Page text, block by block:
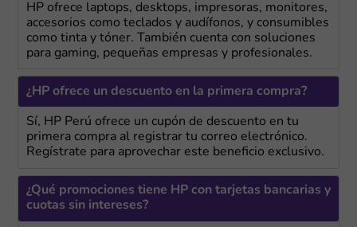
HP ofrece laptops, desktops, impresoras, monitores,
accesorios como teclados y audífonos, y consumibles
como tinta y tóner. También cuenta con soluciones
para gaming, pequeñas empresas y profesionales.
¿HP ofrece un descuento en la primera compra?
Sí, HP Perú ofrece un cupón de descuento en tu
primera compra al registrar tu correo electrónico.
Regístrate para aprovechar este beneficio exclusivo.
¿Qué promociones tiene HP con tarjetas bancarias y
cuotas sin intereses?